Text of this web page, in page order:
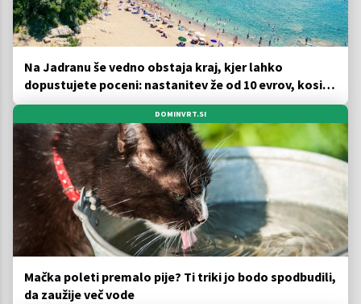
Na Jadranu še vedno obstaja kraj, kjer lahko
dopustujete poceni: nastanitev že od 10 evrov, kosilo
za pet evrov
DOMINVRT.SI
Mačka poleti premalo pije? Ti triki jo bodo spodbudili,
da zaužije več vode